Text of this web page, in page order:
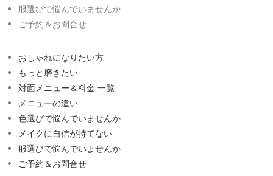
服選びで悩んでいませんか
ご予約＆お問合せ
おしゃれになりたい方
もっと磨きたい
対面メニュー＆料金 一覧
メニューの違い
色選びで悩んでいませんか
メイクに自信が持てない
服選びで悩んでいませんか
ご予約＆お問合せ